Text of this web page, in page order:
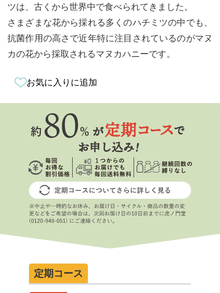
ツは、古くから世界中で食べられてきました。
さまざまな花から採れる多くのハチミツの中でも、
抗菌作用の高さで近年特に注目されているのがマヌ
カの花から採取されるマヌカハニーです。
お気に入りに追加
定期コース